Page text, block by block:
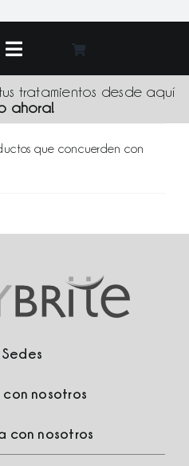
Toggle
Navigation
tratamientos desde aquí
ahora!
que concuerden con
Sedes
con nosotros
con nosotros